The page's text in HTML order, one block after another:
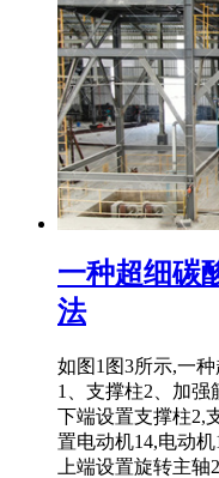
一种超细碳
法
如图1图3所示,一
1、支撑柱2、加强
下端设置支撑柱2,
置电动机14,电动
上端设置旋转主轴